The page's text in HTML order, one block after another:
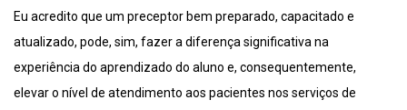
Eu acredito que um preceptor bem preparado, capacitado e
atualizado, pode, sim, fazer a diferença significativa na
experiência do aprendizado do aluno e, consequentemente,
elevar o nível de atendimento aos pacientes nos serviços de